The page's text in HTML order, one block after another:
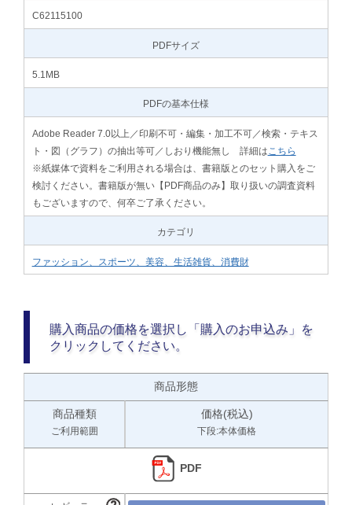
C62115100
PDFサイズ
5.1MB
PDFの基本仕様
Adobe Reader 7.0以上／印刷不可・編集・加工不可／検索・テキス
ト・図（グラフ）の抽出等可／しおり機能無し 詳細は こちら
※紙媒体で資料をご利用される場合は、書籍版とのセット購入をご
検討ください。書籍版が無い【PDF商品のみ】取り扱いの調査資料
もございますので、何卒ご了承ください。
カテゴリ
ファッション、スポーツ、美容、生活雑貨、消費財
購入商品の価格を選択し「購入のお申込み」を
クリックしてください。
商品形態
商品種類
ご利用範囲
価格(税込)
下段:本体価格
PDF